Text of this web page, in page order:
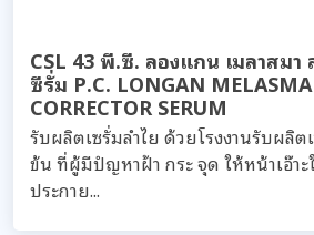
CSL 43 พี.ซี. ลองแกน เมลาสมา
ซีรั่ม P.C. LONGAN
CORRECTOR SERUM
รับผลิตเซรั่มลำไย ด้วยโรงงานรับผลิต
ข้น ที่ผู้มีปํญหาฝ้า กระ จุด ให้หน้าเอ๊าะ
ประกาย...